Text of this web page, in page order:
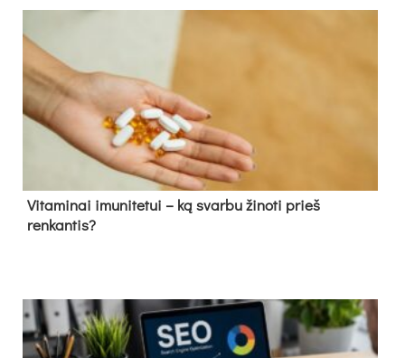
Vitaminai imunitetui – ką svarbu žinoti prieš
renkantis?